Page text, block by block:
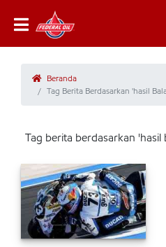
Beranda
Tag Berita Berdasarkan 'hasil
Tag berita berdasarkan